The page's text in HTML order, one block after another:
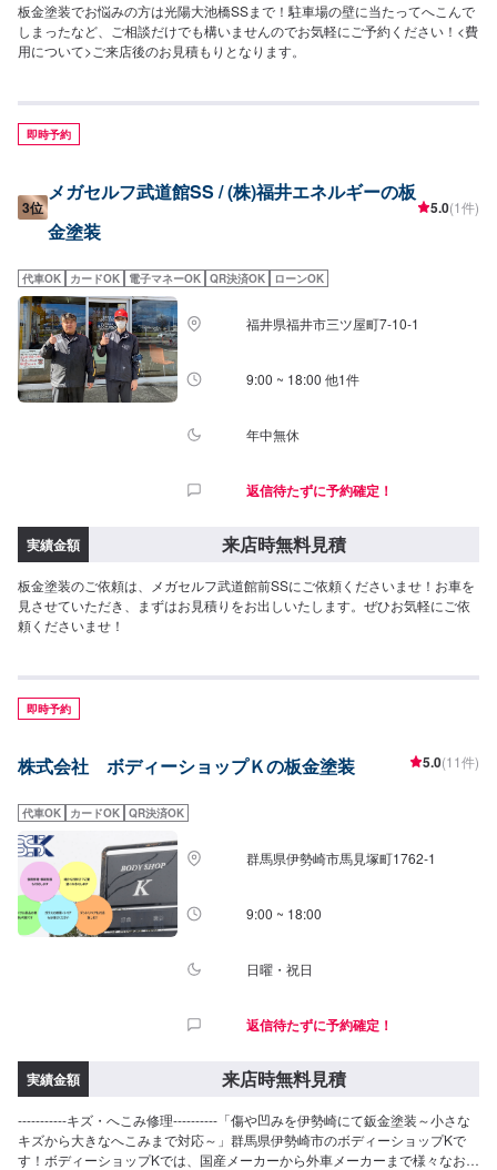
板金塗装でお悩みの方は光陽大池橋SSまで！駐車場の壁に当たってへこんで
しまったなど、ご相談だけでも構いませんのでお気軽にご予約ください！<費
用について>ご来店後のお見積もりとなります。
即時予約
3位
メガセルフ武道館SS / (株)福井エネルギーの板
金塗装
5.0(1件)
代車OK カードOK 電子マネーOK QR決済OK ローンOK
福井県福井市三ツ屋町7-10-1
9:00 ~ 18:00 他1件
年中無休
返信待たずに予約確定！
実績金額 来店時無料見積
板金塗装のご依頼は、メガセルフ武道館前SSにご依頼くださいませ！お車を
見させていただき、まずはお見積りをお出しいたします。ぜひお気軽にご依
頼くださいませ！
即時予約
株式会社 ボディーショップＫの板金塗装 5.0(11件)
代車OK カードOK QR決済OK
群馬県伊勢崎市馬見塚町1762‐1
9:00 ~ 18:00
日曜・祝日
返信待たずに予約確定！
実績金額 来店時無料見積
-----------キズ・へこみ修理----------「傷や凹みを伊勢崎にて鈑金塗装～小さな
キズから大きなへこみまで対応～」群馬県伊勢崎市のボディーショップKで
す！ボディーショップKでは、国産メーカーから外車メーカーまで様々なお車